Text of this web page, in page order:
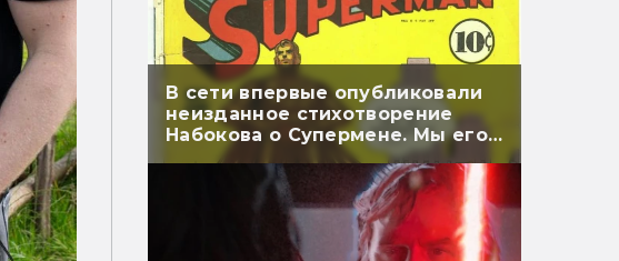
В сети впервые опубликовали
неизданное стихотворение
Набокова о Супермене. Мы его
перевели